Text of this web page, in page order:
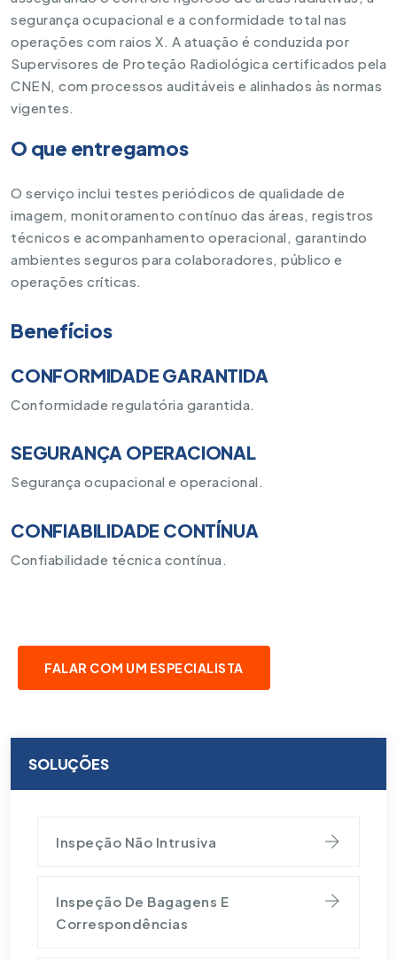
SOLUÇÕES
Inspeção Não Intrusiva
Inspeção De Bagagens E
Correspondências
segurança ocupacional e a conformidade total nas
operações com raios X. A atuação é conduzida por
Supervisores de Proteção Radiológica certificados pela
CNEN, com processos auditáveis e alinhados às normas
vigentes.
O que entregamos
O serviço inclui testes periódicos de qualidade de
imagem, monitoramento contínuo das áreas, registros
técnicos e acompanhamento operacional, garantindo
ambientes seguros para colaboradores, público e
operações críticas.
Benefícios
CONFORMIDADE GARANTIDA
Conformidade regulatória garantida.
SEGURANÇA OPERACIONAL
Segurança ocupacional e operacional.
CONFIABILIDADE CONTÍNUA
Confiabilidade técnica contínua.
FALAR COM UM ESPECIALISTA